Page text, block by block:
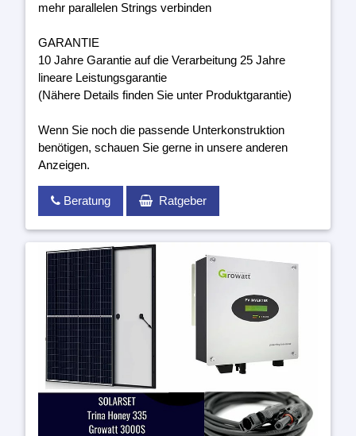
mehr parallelen Strings verbinden
GARANTIE
10 Jahre Garantie auf die Verarbeitung 25 Jahre
lineare Leistungsgarantie
(Nähere Details finden Sie unter Produktgarantie)
Wenn Sie noch die passende Unterkonstruktion
benötigen, schauen Sie gerne in unsere anderen
Anzeigen.
Beratung Ratgeber